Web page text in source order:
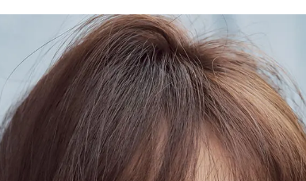
ユニクロ名品も！日焼け対策
チ勢の「ないと無理」なアイテ
ムハック7選 | CLASSY.[クラッシ
ィ]
BEAUTY Nov, 17, 2025
【落ちない名品リップ10選】
り直しできない・皮むけしや
いetc.悩みをクリア | CLASSY.[
ラッシィ]